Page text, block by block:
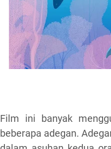
Film ini banyak
beberapa adegan.